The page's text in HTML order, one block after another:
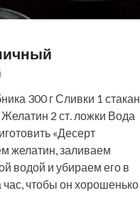
300 г Сливки 1 стакан
2 ст. ложки Вода
«Десерт
желатин, заливаем
водой и убираем его в
час, чтобы он хорошенько